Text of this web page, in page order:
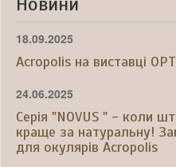
18.09.2025
Acropolis на виставці
24.06.2025
Серія "NOVUS " - коли
краще за натуральну!
для окулярів Acropolis